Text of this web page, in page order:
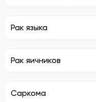
Рак языка
Рак яичников
Саркома